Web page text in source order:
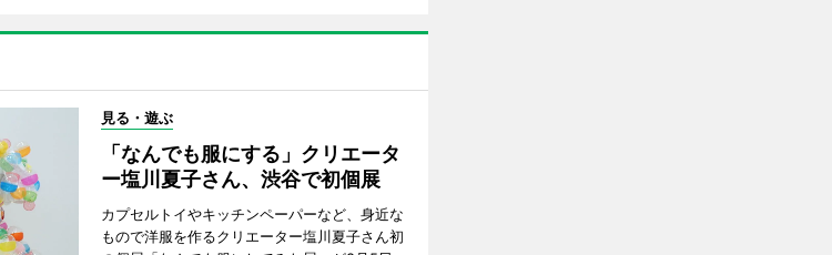
見る・遊ぶ
「なんでも服にする」クリエータ
ー塩川夏子さん、渋谷で初個展
カプセルトイやキッチンペーパーなど、身近な
もので洋服を作るクリエーター塩川夏子さん初